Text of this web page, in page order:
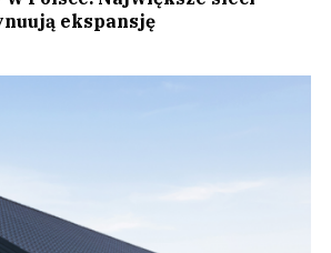
ekspansję